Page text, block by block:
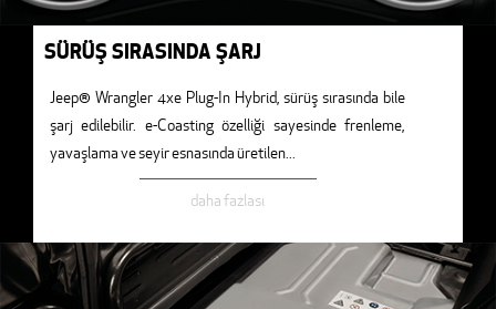
SÜRÜŞ SIRASINDA ŞARJ
Jeep® Wrangler 4xe Plug-In Hybrid, sürüş sırasında bile
şarj edilebilir. e-Coasting özelliği sayesinde frenleme,
yavaşlama ve seyir esnasında üretilen...
daha fazlası